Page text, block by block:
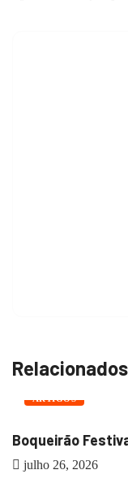
Relacionados
ARTIGOS
Boqueirão
julho 26, 2026